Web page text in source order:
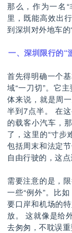
那么，作为一名
里，既能高效出
到深圳对外地车
一、深圳限行的“
首先得明确一个
域“一刀切”。它
体来说，就是周
半到7点半。 在
的载客小汽车，
了，这里的“寸步
包括周末和法定
自由行驶的，这点
需要注意的是，
一些“例外”。比
要口岸和机场的
放。 这就像是给
去匆匆，不耽误重